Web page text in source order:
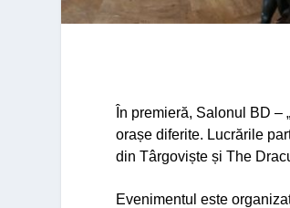
În premieră, Salonul BD
orașe diferite. Lucrările
din Târgoviște și The
Evenimentul este